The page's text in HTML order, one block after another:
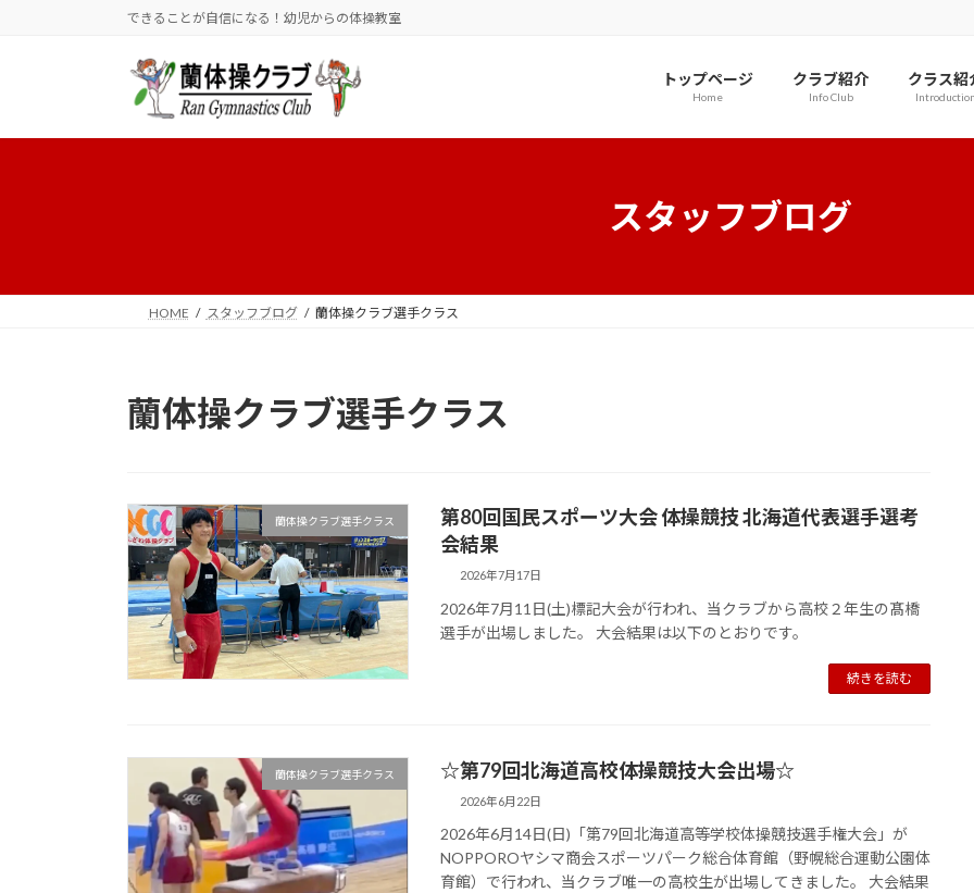
へ
ョ
できることが自信になる！幼児からの体操教室
トップページ
Home
クラブ紹介
Info Club
クラス紹
Introduction
スタッフブログ
HOME スタッフブログ 蘭体操クラブ選手クラス
蘭体操クラブ選手クラス
蘭体操クラブ選手クラス
第80回国民スポーツ大会 体操競技 北海道代表選手選考
会結果
2026年7月17日
2026年7月11日(土)標記大会が行われ、当クラブから高校２年生の髙橋
選手が出場しました。 大会結果は以下のとおりです。
続きを読む
蘭体操クラブ選手クラス ☆第79回北海道高校体操競技大会出場☆
2026年6月22日
2026年6月14日(日)「第79回北海道高等学校体操競技選手権大会」が
NOPPOROヤシマ商会スポーツパーク総合体育館（野幌総合運動公園体
育館）で行われ、当クラブ唯一の高校生が出場してきました。 大会結果